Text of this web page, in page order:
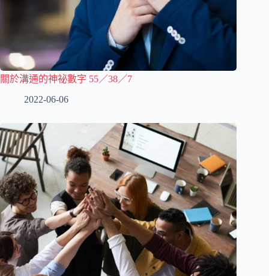
關於溝通的神祕數字 55／38／7
2022-06-06